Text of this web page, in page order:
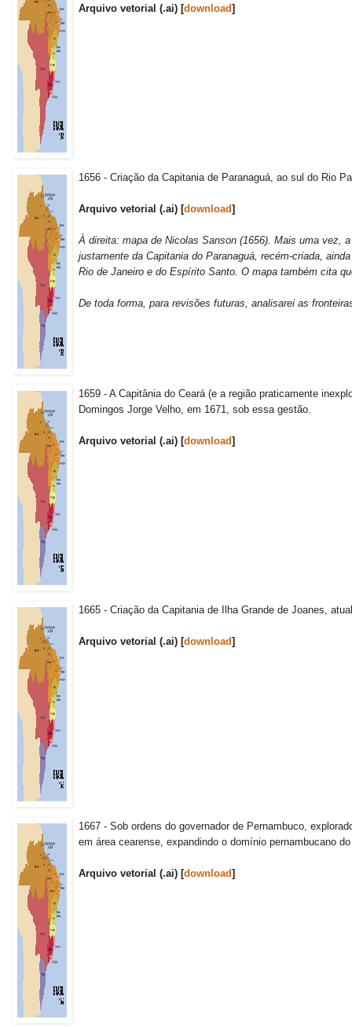
Arquivo vetorial (.ai) [download]
1656 - Criação da Capitania de Paranaguá, ao sul do Rio
Arquivo vetorial (.ai) [download]
À direita: mapa de Nicolas Sanson (1656). Mais uma vez,
justamente da Capitania do Paranaguá, recém-criada,
Rio de Janeiro e do Espírito Santo. O mapa também cita
De toda forma, para revisões futuras, analisarei as
1659 - A Capitânia do Ceará (e a região praticamente
Domingos Jorge Velho, em 1671, sob essa gestão.
Arquivo vetorial (.ai) [download]
1665 - Criação da Capitania de Ilha Grande de Joanes,
Arquivo vetorial (.ai) [download]
1667 - Sob ordens do governador de Pernambuco,
em área cearense, expandindo o domínio pernambucano
Arquivo vetorial (.ai) [download]